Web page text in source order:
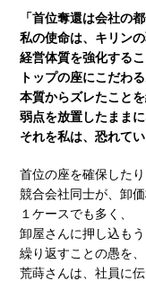
「首位奪還は会社の
私の使命は、キリンの
経営体質を強化するこ
トップの座にこだわる
本質からズレたことを
弱点を放置したまま
それを私は、恐れてい
首位の座を確保した
競合会社同士が、卸価
１ケースでも多く、
卸屋さんに押し込もう
繰り返すことの愚を、
荒蒔さんは、社員に